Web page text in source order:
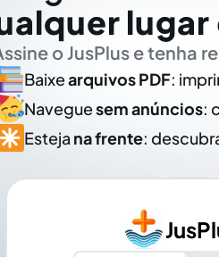
lugar
o JusPlus e tenha
Baixearquivos PDF:
Naveguesem anúncios:
Esteja na frente: